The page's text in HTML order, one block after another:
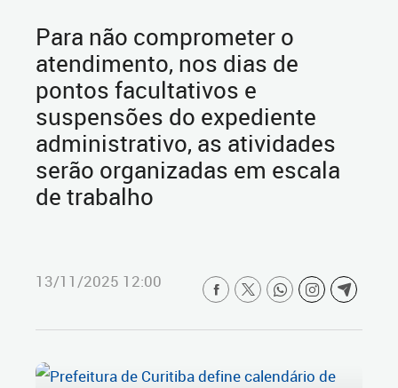
Para não comprometer o
atendimento, nos dias de
pontos facultativos e
suspensões do expediente
administrativo, as atividades
serão organizadas em escala
de trabalho
13/11/2025 12:00